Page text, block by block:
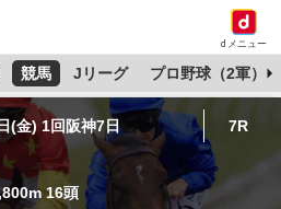
dメニュー
競馬 Jリーグ プロ野球（2軍）
(金) 1回阪神7日 7R
16頭